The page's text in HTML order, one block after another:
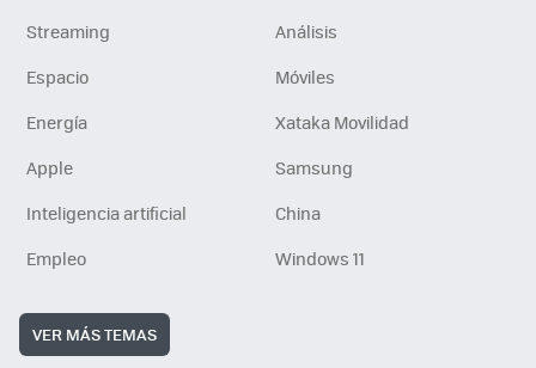
Streaming
Análisis
Espacio
Móviles
Energía
Xataka Movilidad
Apple
Samsung
Inteligencia artificial
China
Empleo
Windows 11
VER MÁS TEMAS